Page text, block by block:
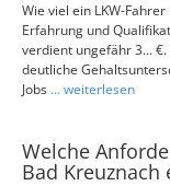
Wie viel ein LKW-
Erfahrung und
verdient ungefähr 3...
deutliche
Jobs ... weiterlesen
Welche
Bad Kreuznach